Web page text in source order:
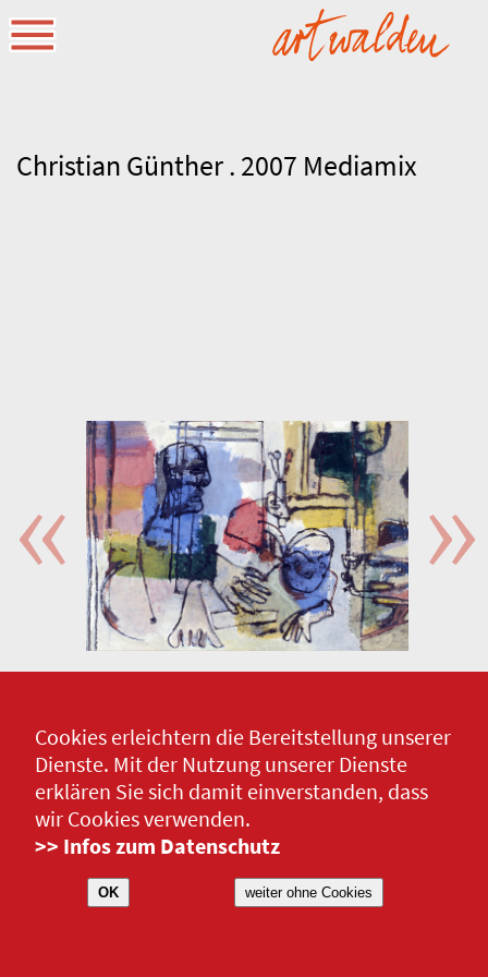
Christian Günther . 2007 Mediamix
Cookies erleichtern die Bereitstellung unserer
Dienste. Mit der Nutzung unserer Dienste
erklären Sie sich damit einverstanden, dass
wir Cookies verwenden.
>> Infos zum Datenschutz
OK weiter ohne Cookies